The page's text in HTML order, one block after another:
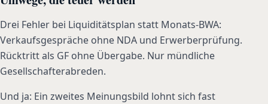
Drei Fehler bei Liquiditätsplan statt Monats-BWA:
Verkaufsgespräche ohne NDA und Erwerberprüfung.
Rücktritt als GF ohne Übergabe. Nur mündliche
Gesellschafterabreden.
Und ja: Ein zweites Meinungsbild lohnt sich fast